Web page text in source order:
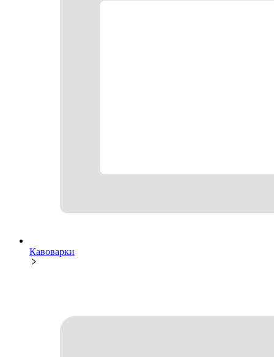
Кавоварки